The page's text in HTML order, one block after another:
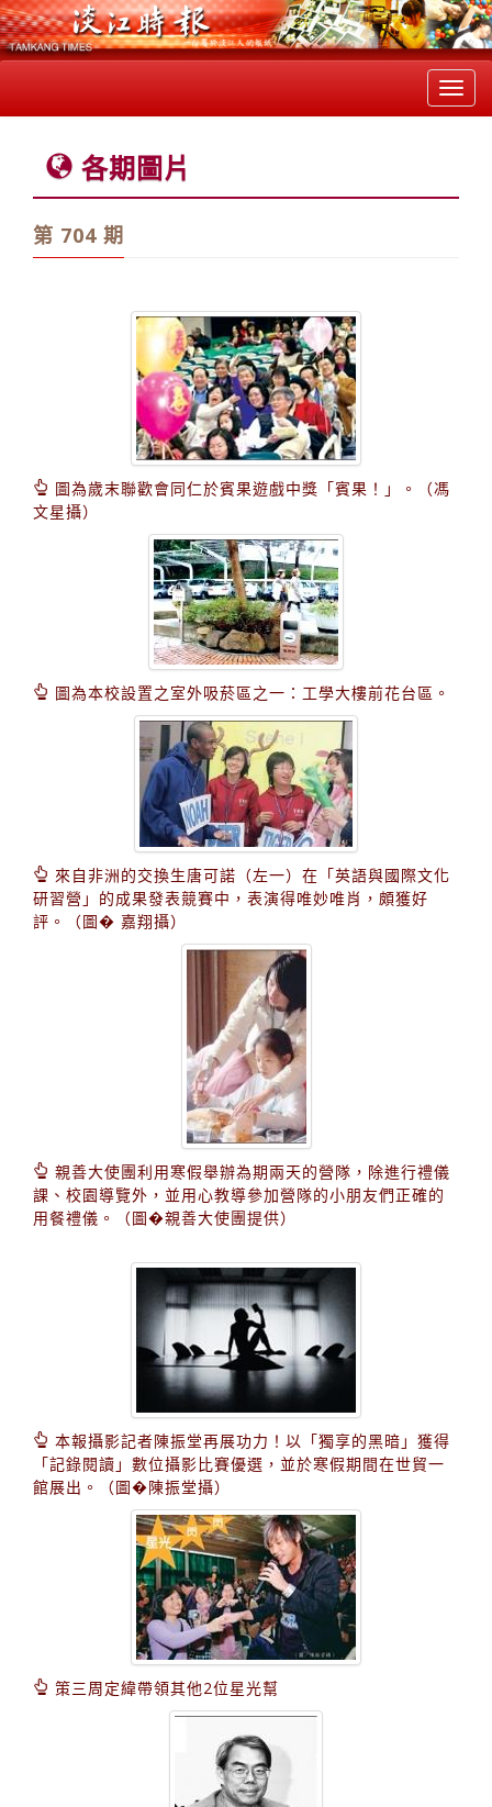
各期圖片
第 704 期
圖為歲末聯歡會同仁於賓果遊戲中獎「賓果！」。（馮
文星攝）
圖為本校設置之室外吸菸區之一：工學大樓前花台區。
來自非洲的交換生唐可諾（左一）在「英語與國際文化
研習營」的成果發表競賽中，表演得唯妙唯肖，頗獲好
評。（圖� 嘉翔攝）
親善大使團利用寒假舉辦為期兩天的營隊，除進行禮儀
課、校園導覽外，並用心教導參加營隊的小朋友們正確的
用餐禮儀。（圖�親善大使團提供）
本報攝影記者陳振堂再展功力！以「獨享的黑暗」獲得
「記錄閱讀」數位攝影比賽優選，並於寒假期間在世貿一
館展出。（圖�陳振堂攝）
策三周定緯帶領其他2位星光幫